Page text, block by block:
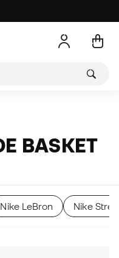
Nike LeBron Nike